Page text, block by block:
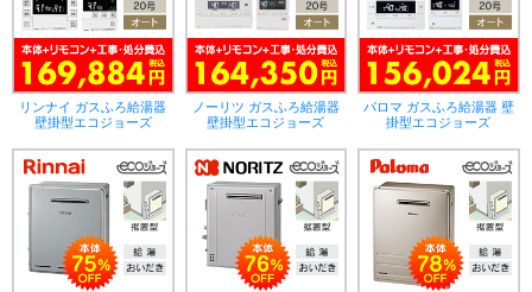
リンナイ ガスふろ給湯器
壁掛型エコジョーズ
ノーリツ ガスふろ給湯器
壁掛型エコジョーズ
パロマ ガスふろ給湯器 壁
掛型エコジョーズ